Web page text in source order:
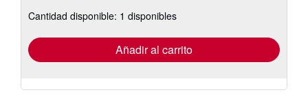
las
tarifas
envío
Cantidad disponible: 1 disponibles
Añadir al carrito